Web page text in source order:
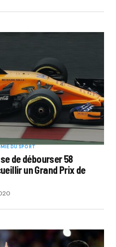
DU SPORT
de débourser 58
un Grand Prix de